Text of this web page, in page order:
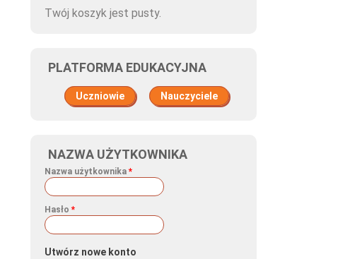
Twój koszyk jest pusty.
PLATFORMA EDUKACYJNA
Uczniowie Nauczyciele
NAZWA UŻYTKOWNIKA
Nazwa użytkownika *
Hasło *
Utwórz nowe konto
Historycznych